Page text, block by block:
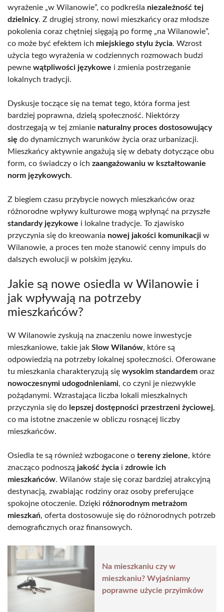
wyrażenie „w Wilanowie”, co podkreśla niezależność tej
dzielnicy. Z drugiej strony, nowi mieszkańcy oraz młodsze
pokolenia coraz chętniej sięgają po formę „na Wilanowie”,
co może być efektem ich miejskiego stylu życia. Wzrost
użycia tego wyrażenia w codziennych rozmowach budzi
pewne wątpliwości językowe i zmienia postrzeganie
lokalnych tradycji.
Dyskusje toczące się na temat tego, która forma jest
bardziej poprawna, dzielą społeczność. Niektórzy
dostrzegają w tej zmianie naturalny proces dostosowujący
się do dynamicznych warunków życia oraz urbanizacji.
Mieszkańcy aktywnie angażują się w debaty dotyczące obu
form, co świadczy o ich zaangażowaniu w kształtowanie
norm językowych.
Z biegiem czasu przybycie nowych mieszkańców oraz
różnorodne wpływy kulturowe mogą wpłynąć na przyszłe
standardy językowe i lokalne tradycje. To zjawisko
przyczynia się do kreowania nowej jakości komunikacji w
Wilanowie, a proces ten może stanowić cenny impuls do
dalszych ewolucji w polskim języku.
Jakie są nowe osiedla w Wilanowie i
jak wpływają na potrzeby
mieszkańców?
W Wilanowie zyskują na znaczeniu nowe inwestycje
mieszkaniowe, takie jak Slow Wilanów, które są
odpowiedzią na potrzeby lokalnej społeczności. Oferowane
tu mieszkania charakteryzują się wysokim standardem oraz
nowoczesnymi udogodnieniami, co czyni je niezwykle
pożądanymi. Wzrastająca liczba lokali mieszkalnych
przyczynia się do lepszej dostępności przestrzeni życiowej,
co ma istotne znaczenie w obliczu rosnącej liczby
mieszkańców.
Osiedla te są również wzbogacone o tereny zielone, które
znacząco podnoszą jakość życia i zdrowie ich
mieszkańców. Wilanów staje się coraz bardziej atrakcyjną
destynacją, zwabiając rodziny oraz osoby preferujące
spokojne otoczenie. Dzięki różnorodnym metrażom
mieszkań, oferta dostosowuje się do różnorodnych potrzeb
demograficznych oraz finansowych.
Na mieszkaniu czy w
mieszkaniu? Wyjaśniamy
poprawne użycie przyimków